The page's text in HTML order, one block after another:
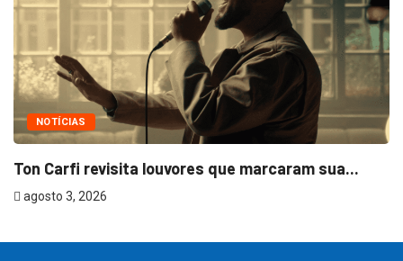
NOTÍCIAS
Ton Carfi revisita louvores que marcaram sua...
agosto 3, 2026